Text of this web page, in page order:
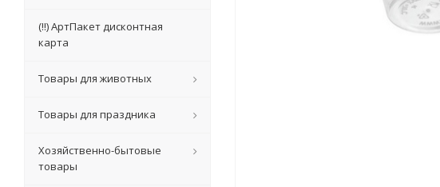
(!!) АртПакет дисконтная
карта
Товары для животных
Товары для праздника
Хозяйственно-бытовые
товары